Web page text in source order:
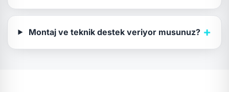
Montaj ve teknik destek veriyor musunuz? +